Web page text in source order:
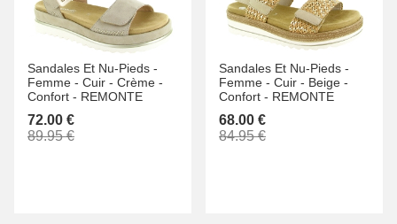
Sandales Et Nu-Pieds -
Femme - Cuir - Crème -
Confort - REMONTE
72.00 €
89.95 €
Sandales Et Nu-Pieds -
Femme - Cuir - Beige -
Confort - REMONTE
68.00 €
84.95 €